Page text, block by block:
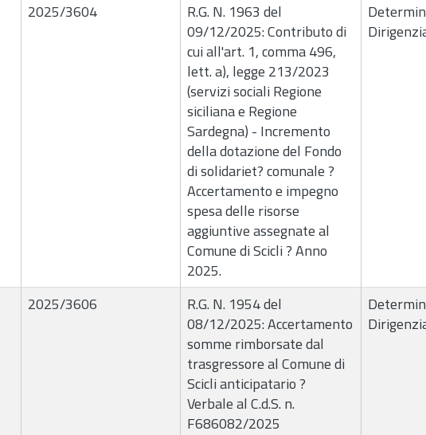
2025/3604
R.G. N. 1963 del
09/12/2025: Contributo di
cui all'art. 1, comma 496,
lett. a), legge 213/2023
(servizi sociali Regione
siciliana e Regione
Sardegna) - Incremento
della dotazione del Fondo
di solidariet? comunale ?
Accertamento e impegno
spesa delle risorse
aggiuntive assegnate al
Comune di Scicli ? Anno
2025.
2025/3606
R.G. N. 1954 del
08/12/2025: Accertamento
somme rimborsate dal
trasgressore al Comune di
Scicli anticipatario ?
Verbale al C.d.S. n.
F686082/2025